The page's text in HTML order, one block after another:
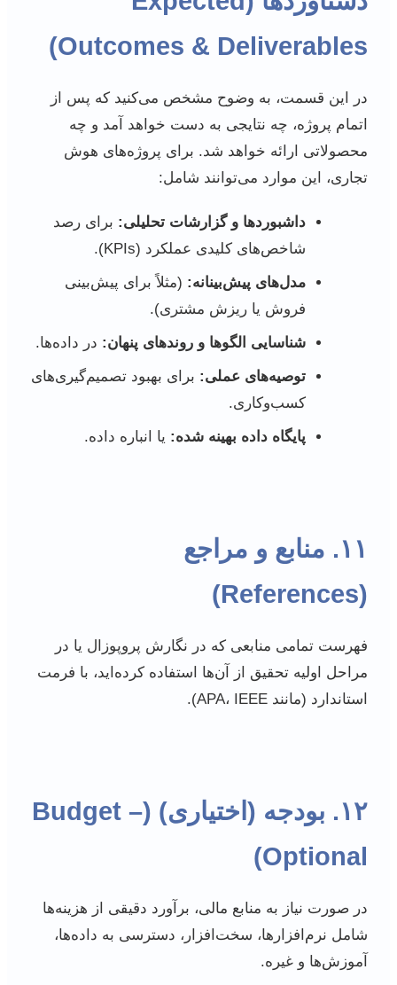
Outcomes & Deliverables)
در این قسمت، به وضوح مشخص می‌کنید که پس از
اتمام پروژه، چه نتایجی به دست خواهد آمد و چه
محصولاتی ارائه خواهد شد. برای پروژه‌های هوش
تجاری، این موارد می‌توانند شامل:
داشبوردها و گزارشات تحلیلی: برای رصد
شاخص‌های کلیدی عملکرد (KPIs).
مدل‌های پیش‌بینانه: (مثلاً برای پیش‌بینی
فروش یا ریزش مشتری).
شناسایی الگوها و روندهای پنهان: در داده‌ها.
توصیه‌های عملی: برای بهبود تصمیم‌گیری‌های
کسب‌وکاری.
پایگاه داده بهینه شده: یا انباره داده.
۱۱. منابع و مراجع
(References)
فهرست تمامی منابعی که در نگارش پروپوزال یا در
مراحل اولیه تحقیق از آن‌ها استفاده کرده‌اید، با فرمت
استاندارد (مانند APA، IEEE).
۱۲. بودجه (اختیاری) (Budget –
Optional)
در صورت نیاز به منابع مالی، برآورد دقیقی از هزینه‌ها
شامل نرم‌افزارها، سخت‌افزار، دسترسی به داده‌ها،
آموزش‌ها و غیره.